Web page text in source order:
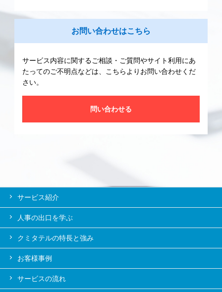
お問い合わせはこちら
サービス内容に関するご相談・ご質問やサイト利用にあ
たってのご不明点などは、こちらよりお問い合わせくだ
さい。
問い合わせる
サービス紹介
人事の出口を学ぶ
クミタテルの特長と強み
お客様事例
サービスの流れ